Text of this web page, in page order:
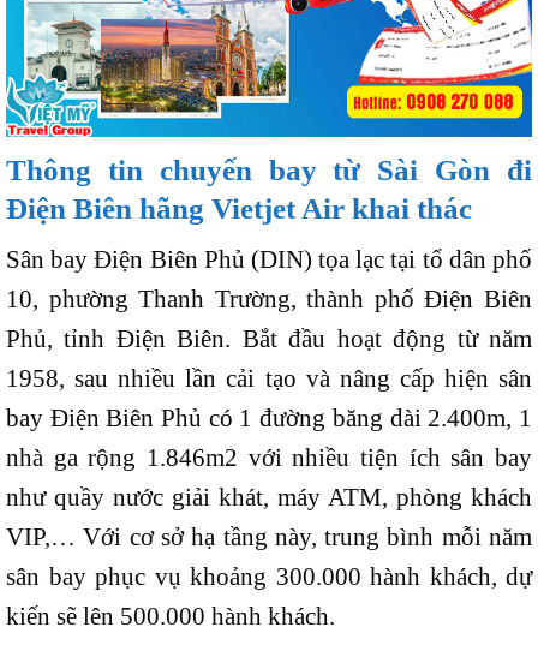
Thông tin chuyến bay từ Sài Gòn đi
Điện Biên hãng Vietjet Air khai thác
Sân bay Điện Biên Phủ (DIN) tọa lạc tại tổ dân phố
10, phường Thanh Trường, thành phố Điện Biên
Phủ, tỉnh Điện Biên. Bắt đầu hoạt động từ năm
1958, sau nhiều lần cải tạo và nâng cấp hiện sân
bay Điện Biên Phủ có 1 đường băng dài 2.400m, 1
nhà ga rộng 1.846m2 với nhiều tiện ích sân bay
như quầy nước giải khát, máy ATM, phòng khách
VIP,… Với cơ sở hạ tầng này, trung bình mỗi năm
sân bay phục vụ khoảng 300.000 hành khách, dự
kiến sẽ lên 500.000 hành khách.